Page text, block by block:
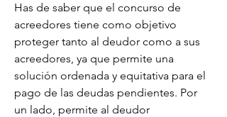
Has de saber que el concurso de
acreedores tiene como objetivo
proteger tanto al deudor como a sus
acreedores, ya que permite una
solución ordenada y equitativa para el
pago de las deudas pendientes. Por
un lado, permite al deudor